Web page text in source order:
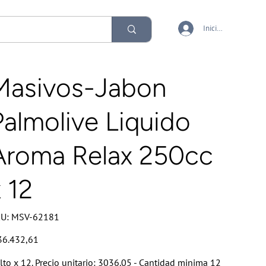
Iniciar sesión
Jabon
Liquido
Relax 250cc
12
SKU
MSV-
MSV-62181
x 12. Precio unitario: 3036.05 - Cantidad minima 12